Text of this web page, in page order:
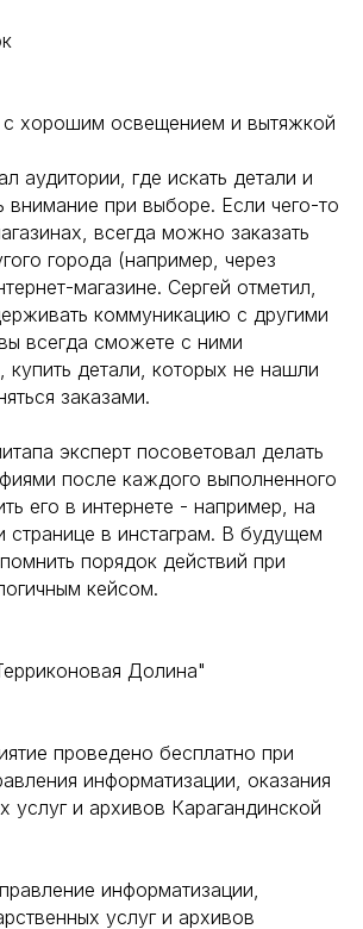
хорошим освещением и вытяжкой
аудитории, где искать детали и
внимание при выборе. Если чего-то
всегда можно заказать
города (например, через
магазине. Сергей отметил,
коммуникацию с другими
всегда сможете с ними
купить детали, которых не нашли
заказами.
эксперт посоветовал делать
после каждого выполненного
его в интернете - например, на
странице в инстаграм. В будущем
порядок действий при
кейсом.
Долина"
проведено бесплатно при
информатизации, оказания
услуг и архивов Карагандинской
информатизации,
услуг и архивов